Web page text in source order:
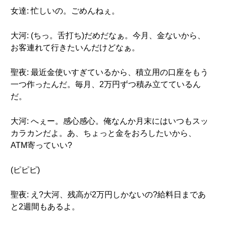
女達: 忙しいの。ごめんねぇ。
大河: (ちっ。舌打ち)だめだなぁ。今月、金ないから、
お客連れて行きたいんだけどなぁ。
聖夜: 最近金使いすぎているから、積立用の口座をもう
一つ作ったんだ。毎月、2万円ずつ積み立てているん
だ。
大河: へぇー。感心感心。俺なんか月末にはいつもスッ
カラカンだよ。あ、ちょっと金をおろしたいから、
ATM寄っていい?
(ピピピ)
聖夜: え?大河、残高が2万円しかないの?給料日まであ
と2週間もあるよ。